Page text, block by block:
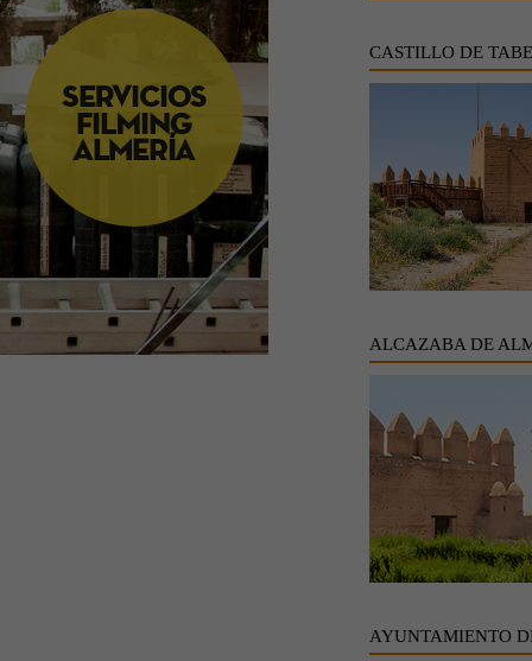
CASTILLO DE
ALCAZABA DE
AYUNTAMIENTO